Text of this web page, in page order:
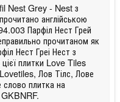
Nest Grey - Nest з
англійською
Парфіл Нест Грей
прочитаном як
Нест Греі Нест з
плитки Love Tiles
Лов Тілс, Лове
слово плитка на
GKBNRF.